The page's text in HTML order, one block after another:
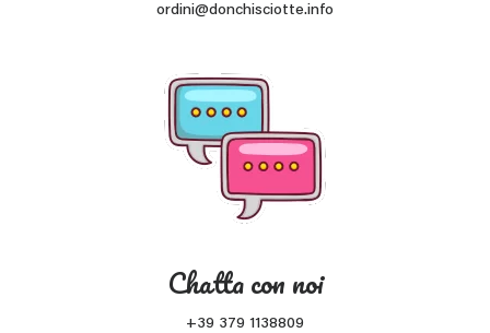
ordini@donchisciotte.info
Chatta con noi
+39 379 1138809